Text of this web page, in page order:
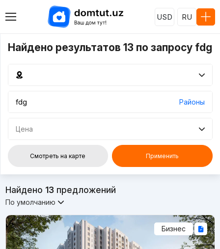
USD RU
Найдено результатов 13 по запросу fdg
Районы
Цена
Смотреть на карте Применить
Найдено 13предложений
По умолчанию
Бизнес